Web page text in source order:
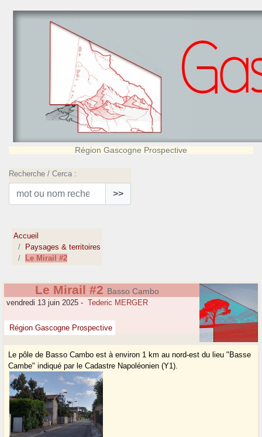
Région Gascogne Prospective
Recherche / Cerca :
>>
Accueil
Paysages & territoires
Le Mirail #2
Le Mirail #2 Basso Cambo
vendredi 13 juin 2025 - Tederic MERGER
Région Gascogne Prospective
Le pôle de Basso Cambo est à environ 1 km au nord-est du lieu "Basse
Cambe" indiqué par le Cadastre Napoléonien (Y1).